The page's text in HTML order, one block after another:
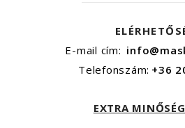
E-mail cím:
Telefonszám: +36
EXTRA